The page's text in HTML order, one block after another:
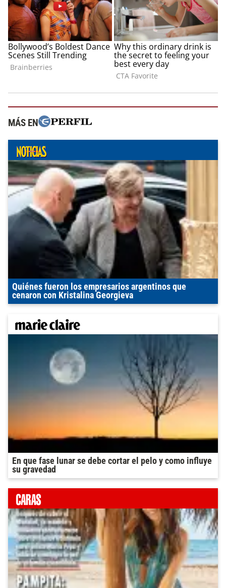
MÁS EN
Quiénes fueron los empresarios argentinos que
cenaron con Kristalina Georgieva
En que fase lunar se debe cortar el pelo y como influye
su gravedad